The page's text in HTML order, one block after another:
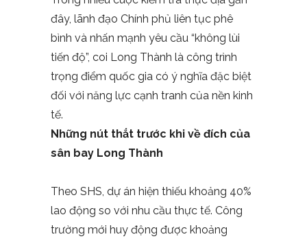
đây, lãnh đạo Chính phủ liên tục phê
bình và nhấn mạnh yêu cầu “không lùi
tiến độ”, coi Long Thành là công trình
trọng điểm quốc gia có ý nghĩa đặc biệt
đối với năng lực cạnh tranh của nền kinh
tế.
Những nút thắt trước khi về đích của
sân bay Long Thành
Theo SHS, dự án hiện thiếu khoảng 40%
lao động so với nhu cầu thực tế. Công
trường mới huy động được khoảng